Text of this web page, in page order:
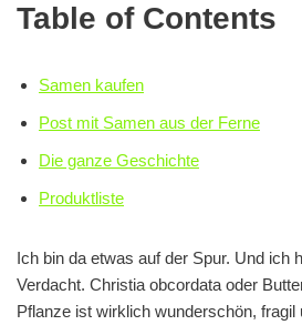
Table of Contents
Samen kaufen
Post mit Samen aus der Ferne
Die ganze Geschichte
Produktliste
Ich bin da etwas auf der Spur. Und ich
Verdacht. Christia obcordata oder
Pflanze ist wirklich wunderschön,